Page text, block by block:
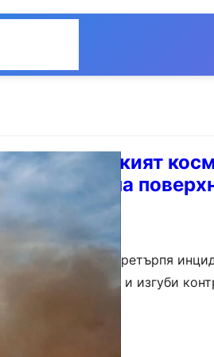
руският
на
апарат “Луна-25” претърпя
орбита и изгуби
посочи, че няма…